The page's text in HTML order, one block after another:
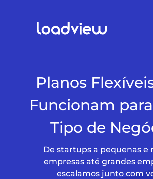
Planos
Funcionam
Tipo de
De startups a pequenas e
empresas até grandes
escalamos junto com